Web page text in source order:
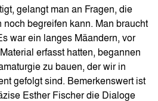
gelangt man an Fragen, die
noch begreifen kann. Man braucht
war ein langes Mäandern, vor
erfasst hatten, begannen
zu bauen, der wir in
gefolgt sind. Bemerkenswert ist
Esther Fischer die Dialoge